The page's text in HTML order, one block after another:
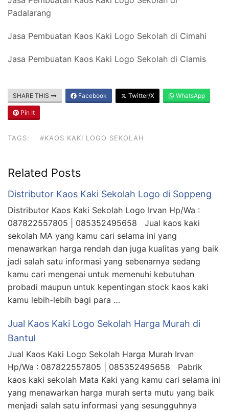
Padalarang
Jasa Pembuatan Kaos Kaki Logo Sekolah di Cimahi
Jasa Pembuatan Kaos Kaki Logo Sekolah di Ciamis
SHARE THIS Facebook Twitter/X WhatsApp
Pin It
TAGS: #KAOS KAKI LOGO SEKOLAH
Related Posts
Distributor Kaos Kaki Sekolah Logo di Soppeng
Distributor Kaos Kaki Sekolah Logo Irvan Hp/Wa :
087822557805 | 085352495658 Jual kaos kaki
sekolah MA yang kamu cari selama ini yang
menawarkan harga rendah dan juga kualitas yang baik
jadi salah satu informasi yang sebenarnya sedang
kamu cari mengenai untuk memenuhi kebutuhan
probadi maupun untuk kepentingan stock kaos kaki
kamu lebih-lebih bagi para …
Jual Kaos Kaki Logo Sekolah Harga Murah di
Bantul
Jual Kaos Kaki Logo Sekolah Harga Murah Irvan
Hp/Wa : 087822557805 | 085352495658 Pabrik
kaos kaki sekolah Mata Kaki yang kamu cari selama ini
yang menawarkan harga murah serta mutu yang baik
menjadi salah satu informasi yang sesungguhnya